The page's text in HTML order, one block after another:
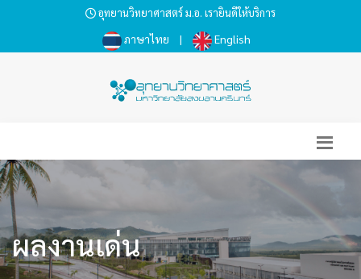
อุทยานวิทยาศาสตร์ ม.อ. เรายินดีให้บริการ
ภาษาไทย | English
ผลงานเด่น